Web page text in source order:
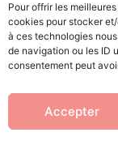
Pour offrir les
cookies pour stocker
à ces technologies
de navigation ou les ID
consentement peut
Accepter